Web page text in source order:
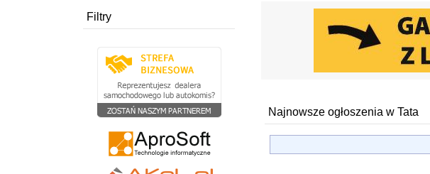
Filtry
Najnowsze ogłoszenia w Tata